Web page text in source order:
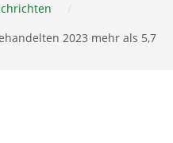
2023 mehr als 5,7